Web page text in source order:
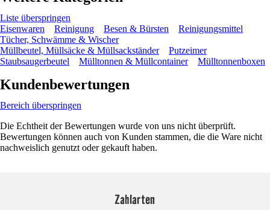
Liste überspringen
Eisenwaren
Reinigung Besen & Bürsten
Reinigungsmittel
Tücher, Schwämme & Wischer
Müllbeutel, Müllsäcke & Müllsackständer
Putzeimer
Staubsaugerbeutel
Mülltonnen & Müllcontainer Mülltonnenboxen
Kundenbewertungen
Bereich überspringen
Die Echtheit der Bewertungen wurde von uns nicht überprüft.
Bewertungen können auch von Kunden stammen, die die Ware nicht
nachweislich genutzt oder gekauft haben.
Zahlarten